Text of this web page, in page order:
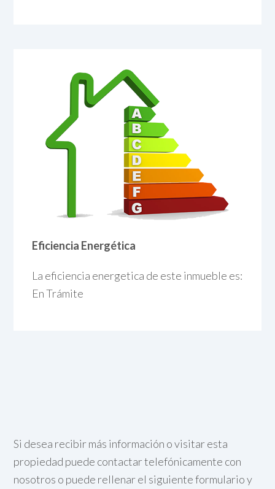
Eficiencia Energética
La eficiencia energetica de este inmueble es:
En Trámite
Si desea recibir más información o visitar esta
propiedad puede contactar telefónicamente con
nosotros o puede rellenar el siguiente formulario y